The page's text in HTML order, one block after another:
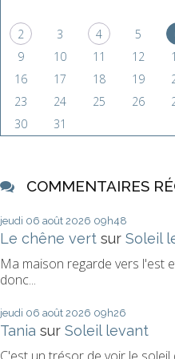
2
3 4 5
9
10 11 12
16
17 18 19
23
24 25 26
30
31
COMMENTAIRES
jeudi 06 août 2026 09h48
Le chêne vert surSoleil
Ma maison regarde vers l'est
donc...
jeudi 06 août 2026 09h26
Tania surSoleil levant